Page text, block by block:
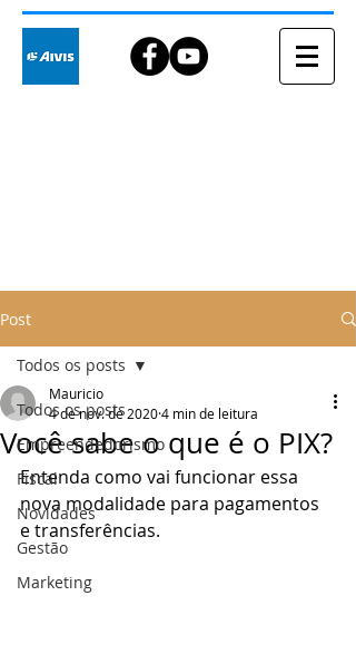
Post
Todos os posts
Empreendedorismo
Fiscal
Novidades
Gestão
Marketing
Todos os posts
Você sabe o que é o PIX?
Mauricio
4 de nov. de 20204 min de leitura
Entenda como vai funcionar essa
nova modalidade para pagamentos
e transferências.